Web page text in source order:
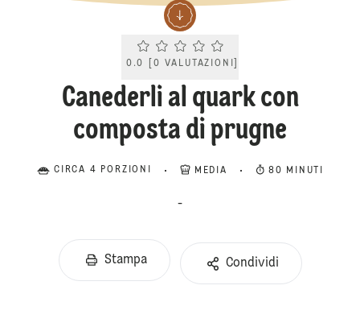
Current rating 0.0. Click to rate.
0.0 0 VALUTAZIONI
Canederli al quark con
composta di prugne
CIRCA 4 PORZIONI MEDIA 80 MINUTI
-
Stampa Condividi